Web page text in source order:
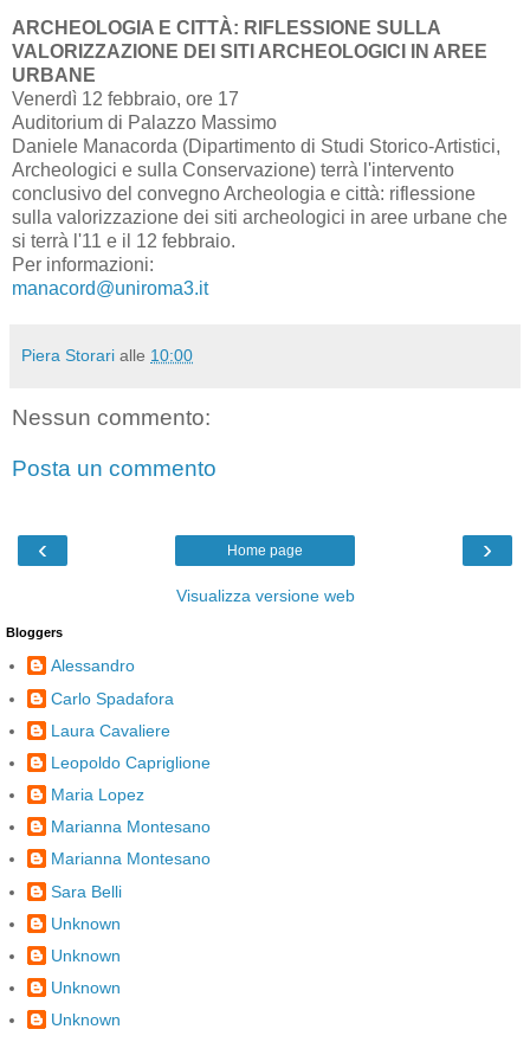
ARCHEOLOGIA E CITTÀ: RIFLESSIONE SULLA
VALORIZZAZIONE DEI SITI ARCHEOLOGICI IN AREE
URBANE
Venerdì 12 febbraio, ore 17
Auditorium di Palazzo Massimo
Daniele Manacorda (Dipartimento di Studi Storico-Artistici,
Archeologici e sulla Conservazione) terrà l'intervento
conclusivo del convegno Archeologia e città: riflessione
sulla valorizzazione dei siti archeologici in aree urbane che
si terrà l'11 e il 12 febbraio.
Per informazioni:
manacord@uniroma3.it
Piera Storari alle 10:00
Nessun commento:
Posta un commento
‹ ›
Home page
Visualizza versione web
Bloggers
Alessandro
Carlo Spadafora
Laura Cavaliere
Leopoldo Capriglione
Maria Lopez
Marianna Montesano
Marianna Montesano
Sara Belli
Unknown
Unknown
Unknown
Unknown